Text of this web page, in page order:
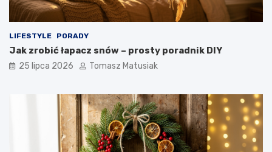
LIFESTYLE PORADY
Jak zrobić łapacz snów – prosty poradnik DIY
25 lipca 2026 Tomasz Matusiak